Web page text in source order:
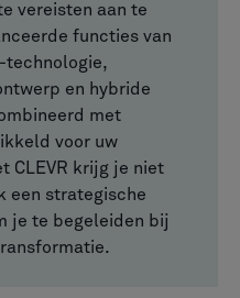
vereisten aan te
functies van
technologie,
en hybride
met
voor uw
CLEVR krijg je niet
een strategische
je te begeleiden bij